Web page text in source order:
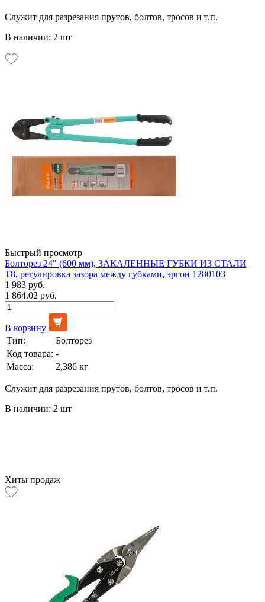
Служит для разрезания прутов, болтов, тросов и т.п.
В наличии: 2 шт
Быстрый просмотр
Болторез 24" (600 мм), ЗАКАЛЕННЫЕ ГУБКИ ИЗ СТАЛИ
Т8, регулировка зазора между губками, эргон 1280103
1 983 руб.
1 864.02 руб.
В корзину
Тип:
Болторез
Код товара: -
Масса:
2,386 кг
Служит для разрезания прутов, болтов, тросов и т.п.
В наличии: 2 шт
Хиты продаж